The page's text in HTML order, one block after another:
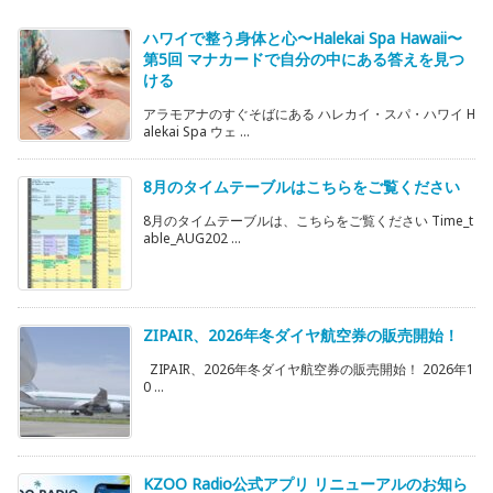
ハワイで整う身体と心〜Halekai Spa Hawaii〜
第5回 マナカードで自分の中にある答えを見つ
ける
アラモアナのすぐそばにある ハレカイ・スパ・ハワイ H
alekai Spa ウェ ...
8月のタイムテーブルはこちらをご覧ください
8月のタイムテーブルは、こちらをご覧ください Time_t
able_AUG202 ...
ZIPAIR、2026年冬ダイヤ航空券の販売開始！
ZIPAIR、2026年冬ダイヤ航空券の販売開始！ 2026年1
0 ...
KZOO Radio公式アプリ リニューアルのお知ら